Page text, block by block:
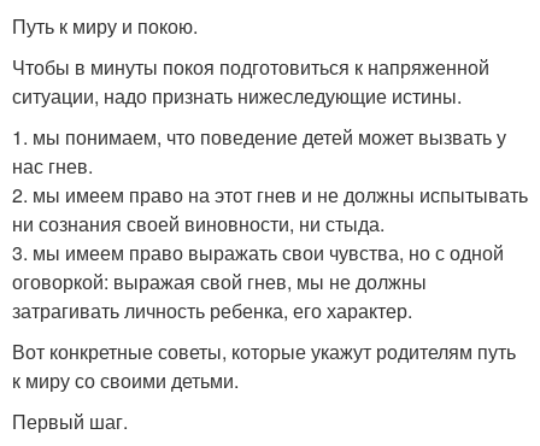
Путь к миру и покою.
Чтобы в минуты покоя подготовиться к напряженной
ситуации, надо признать нижеследующие истины.
1. мы понимаем, что поведение детей может вызвать у
нас гнев.
2. мы имеем право на этот гнев и не должны испытывать
ни сознания своей виновности, ни стыда.
3. мы имеем право выражать свои чувства, но с одной
оговоркой: выражая свой гнев, мы не должны
затрагивать личность ребенка, его характер.
Вот конкретные советы, которые укажут родителям путь
к миру со своими детьми.
Первый шаг.